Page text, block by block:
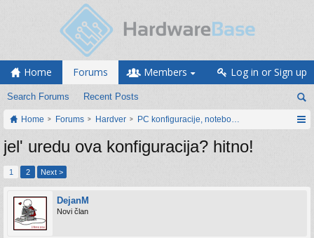
Home Forums
Search Forums Recent Posts
Members Log in or Sign up
Home Forums Hardver PC konfiguracije, notebook računari, servis
jel' uredu ova konfiguracija? hitno!
1 2 Next >
DejanM
Novi član